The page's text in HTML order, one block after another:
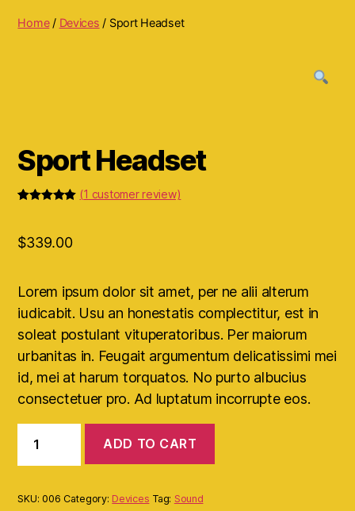
Home/ Devices / Sport Headset
Sport Headset
customer
(1 customer review)
$339.00
Lorem ipsum dolor sit amet, per ne alii alterum
iudicabit. Usu an honestatis complectitur, est in
soleat postulant vituperatoribus. Per maiorum
urbanitas in. Feugait argumentum delicatissimi mei
id, mei at harum torquatos. No purto albucius
consectetuer pro. Ad luptatum incorrupte eos.
ADD TO CART
SKU:006 Category: Devices Tag: Sound